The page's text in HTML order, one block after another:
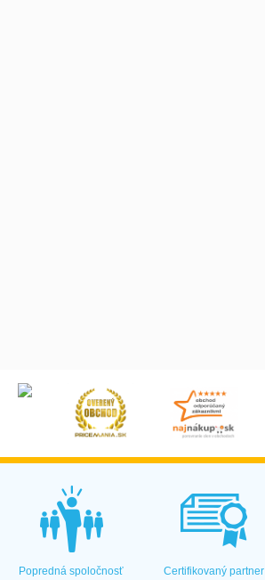
Popredná spoločnosť Certifikovaný partner